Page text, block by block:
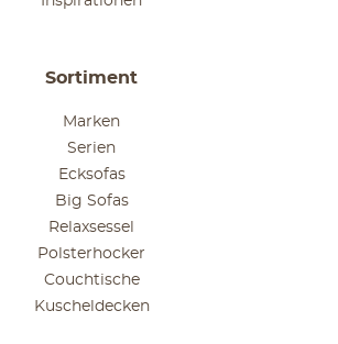
Sortiment
Marken
Serien
Ecksofas
Big Sofas
Relaxsessel
Polsterhocker
Couchtische
Kuscheldecken